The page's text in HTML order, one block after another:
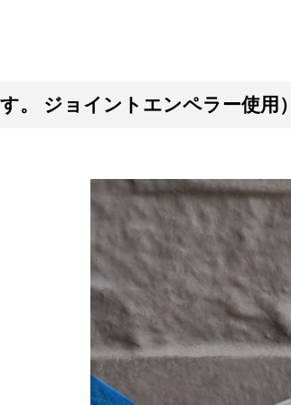
。 ジョイントエンペラー使用